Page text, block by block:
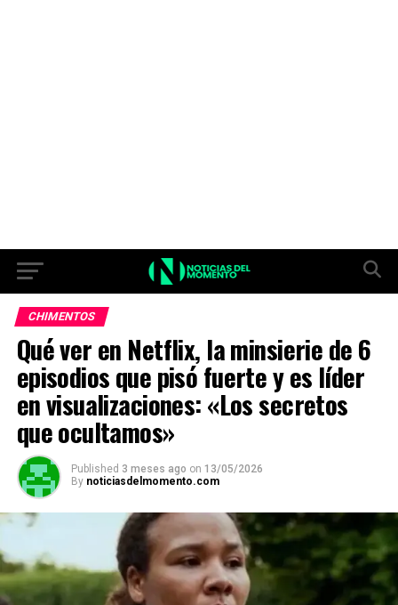
CHIMENTOS
Qué ver en Netflix, la minsierie de 6
episodios que pisó fuerte y es líder
en visualizaciones: «Los secretos
que ocultamos»
Published 3 meses ago on 13/05/2026
By noticiasdelmomento.com